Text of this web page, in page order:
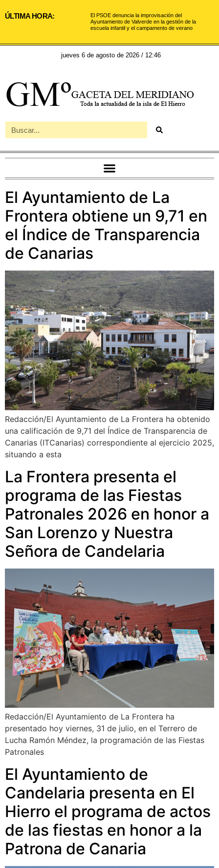
ÚLTIMA HORA:
El PSOE denuncia la improvisación del
Ayuntamiento de Valverde en la gestión de la
escuela infantil y el campamento de verano
jueves 6 de agosto de 2026 / 12:46
El Ayuntamiento de La
Frontera obtiene un 9,71 en
el Índice de Transparencia
de Canarias
Redacción/El Ayuntamiento de La Frontera ha obtenido
una calificación de 9,71 del Índice de Transparencia de
Canarias (ITCanarias) correspondiente al ejercicio 2025,
situando a esta
La Frontera presenta el
programa de las Fiestas
Patronales 2026 en honor a
San Lorenzo y Nuestra
Señora de Candelaria
Redacción/El Ayuntamiento de La Frontera ha
presentado hoy viernes, 31 de julio, en el Terrero de
Lucha Ramón Méndez, la programación de las Fiestas
Patronales
El Ayuntamiento de
Candelaria presenta en El
Hierro el programa de actos
de las fiestas en honor a la
Patrona de Canaria